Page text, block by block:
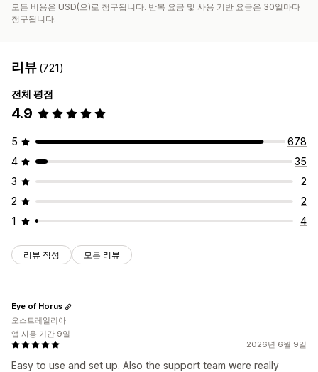
모든 비용은 USD(으)로 청구됩니다. 반복 요금 및 사용 기반 요금은 30일마다
청구됩니다.
리뷰 (721)
전체 평점
4.9
5
678
4
35
3
2
2
2
1
4
리뷰 작성 모든 리뷰
2026년 6월 9일
Easy to use and set up. Also the support team were really
Eye of Horus
오스트레일리아
앱 사용 기간 9일